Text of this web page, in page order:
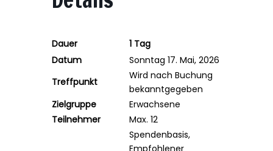
Dauer
1 Tag
Datum
Sonntag 17. Mai, 2026
Treffpunkt
Wird nach Buchung
bekanntgegeben
Zielgruppe
Erwachsene
Teilnehmer
Max. 12
Spendenbasis,
Empfohlener